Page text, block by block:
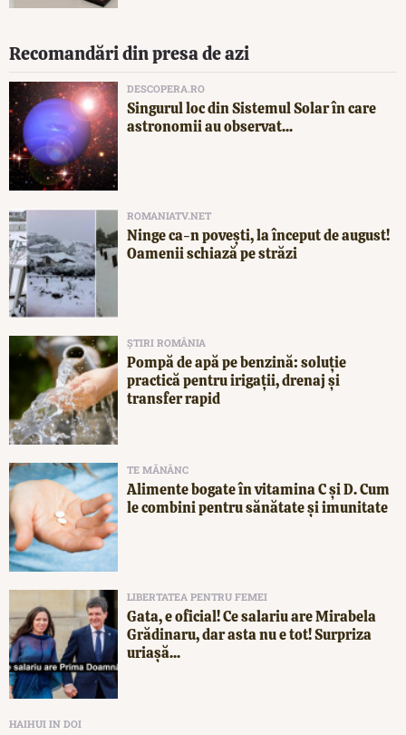
Recomandări din presa de azi
DESCOPERA.RO
Singurul loc din Sistemul Solar în care
astronomii au observat...
ROMANIATV.NET
Ninge ca-n povești, la început de august!
Oamenii schiază pe străzi
ȘTIRI ROMÂNIA
Pompă de apă pe benzină: soluție
practică pentru irigații, drenaj și
transfer rapid
TE MĂNÂNC
Alimente bogate în vitamina C și D. Cum
le combini pentru sănătate și imunitate
LIBERTATEA PENTRU FEMEI
Gata, e oficial! Ce salariu are Mirabela
Grădinaru, dar asta nu e tot! Surpriza
uriașă...
HAIHUI IN DOI